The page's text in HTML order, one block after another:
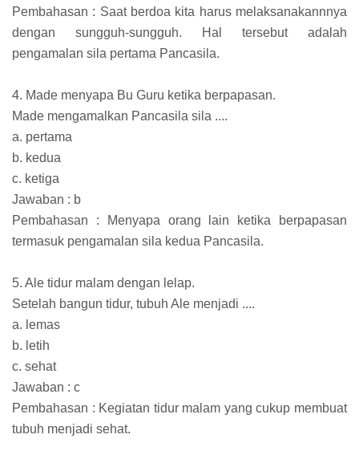
Pembahasan : Saat berdoa kita harus melaksanakannnya
dengan sungguh-sungguh. Hal tersebut adalah
pengamalan sila pertama Pancasila.
4. Made menyapa Bu Guru ketika berpapasan.
Made mengamalkan Pancasila sila ....
a. pertama
b. kedua
c. ketiga
Jawaban : b
Pembahasan : Menyapa orang lain ketika berpapasan
termasuk pengamalan sila kedua Pancasila.
5. Ale tidur malam dengan lelap.
Setelah bangun tidur, tubuh Ale menjadi ....
a. lemas
b. letih
c. sehat
Jawaban : c
Pembahasan : Kegiatan tidur malam yang cukup membuat
tubuh menjadi sehat.